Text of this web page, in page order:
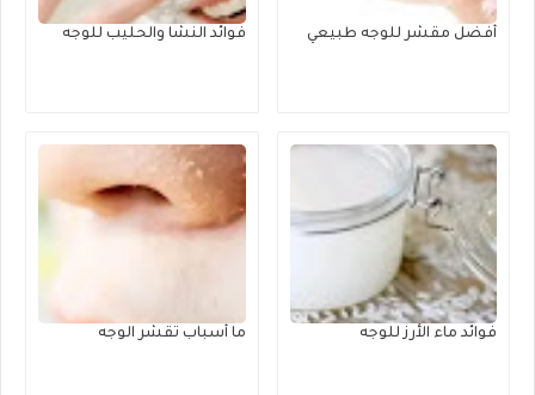
أفضل مقشر للوجه طبيعي فوائد النشا والحليب للوجه
فوائد ماء الأرز للوجه ما أسباب تقشر الوجه